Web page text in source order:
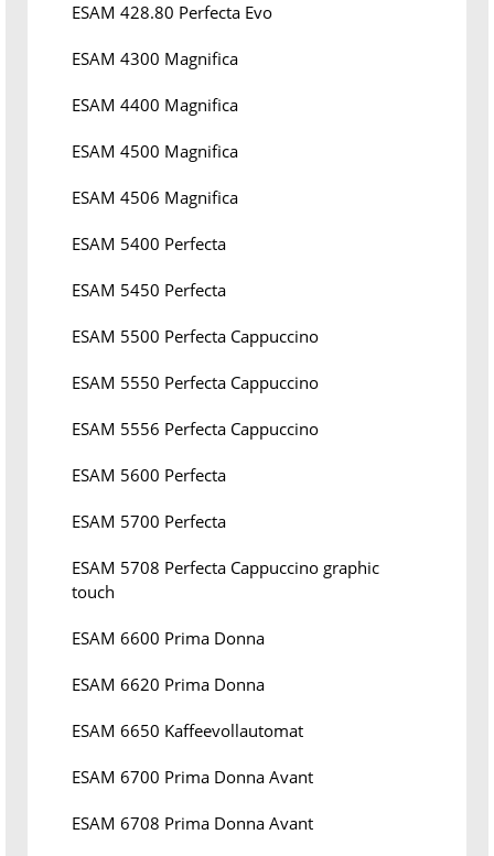
ESAM 428.80 Perfecta Evo
ESAM 4300 Magnifica
ESAM 4400 Magnifica
ESAM 4500 Magnifica
ESAM 4506 Magnifica
ESAM 5400 Perfecta
ESAM 5450 Perfecta
ESAM 5500 Perfecta Cappuccino
ESAM 5550 Perfecta Cappuccino
ESAM 5556 Perfecta Cappuccino
ESAM 5600 Perfecta
ESAM 5700 Perfecta
ESAM 5708 Perfecta Cappuccino graphic
touch
ESAM 6600 Prima Donna
ESAM 6620 Prima Donna
ESAM 6650 Kaffeevollautomat
ESAM 6700 Prima Donna Avant
ESAM 6708 Prima Donna Avant